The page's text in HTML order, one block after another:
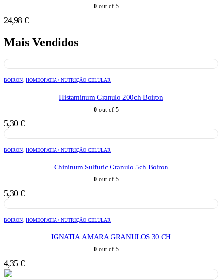
0 out of 5
24,98 €
Mais Vendidos
BOIRON HOMEOPATIA / NUTRIÇÃO CELULAR
Histaminum Granulo 200ch Boiron
0 out of 5
5,30 €
BOIRON HOMEOPATIA / NUTRIÇÃO CELULAR
Chininum Sulfuric Granulo 5ch Boiron
0 out of 5
5,30 €
BOIRON HOMEOPATIA / NUTRIÇÃO CELULAR
IGNATIA AMARA GRANULOS 30 CH
0 out of 5
4,35 €